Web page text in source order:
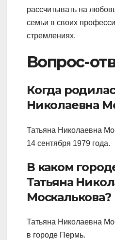
рассчитывать на
семьи в своих
стремлениях.
Вопрос-
Когда
Николаевна
Татьяна Николаевна
14 сентября 1979 года.
В каком
Татьяна
Москалькова?
Татьяна Николаевна
в городе Пермь.